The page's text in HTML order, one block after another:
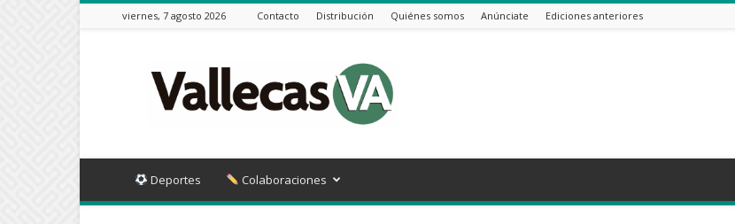
viernes, 7 agosto 2026 Contacto Distribución Quiénes somos Anúnciate Ediciones anteriores
VA
Deportes Colaboraciones